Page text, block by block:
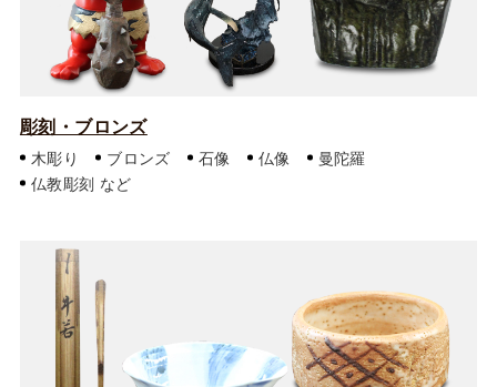
彫刻・ブロンズ
木彫り ブロンズ 石像 仏像
曼陀羅
仏教彫刻